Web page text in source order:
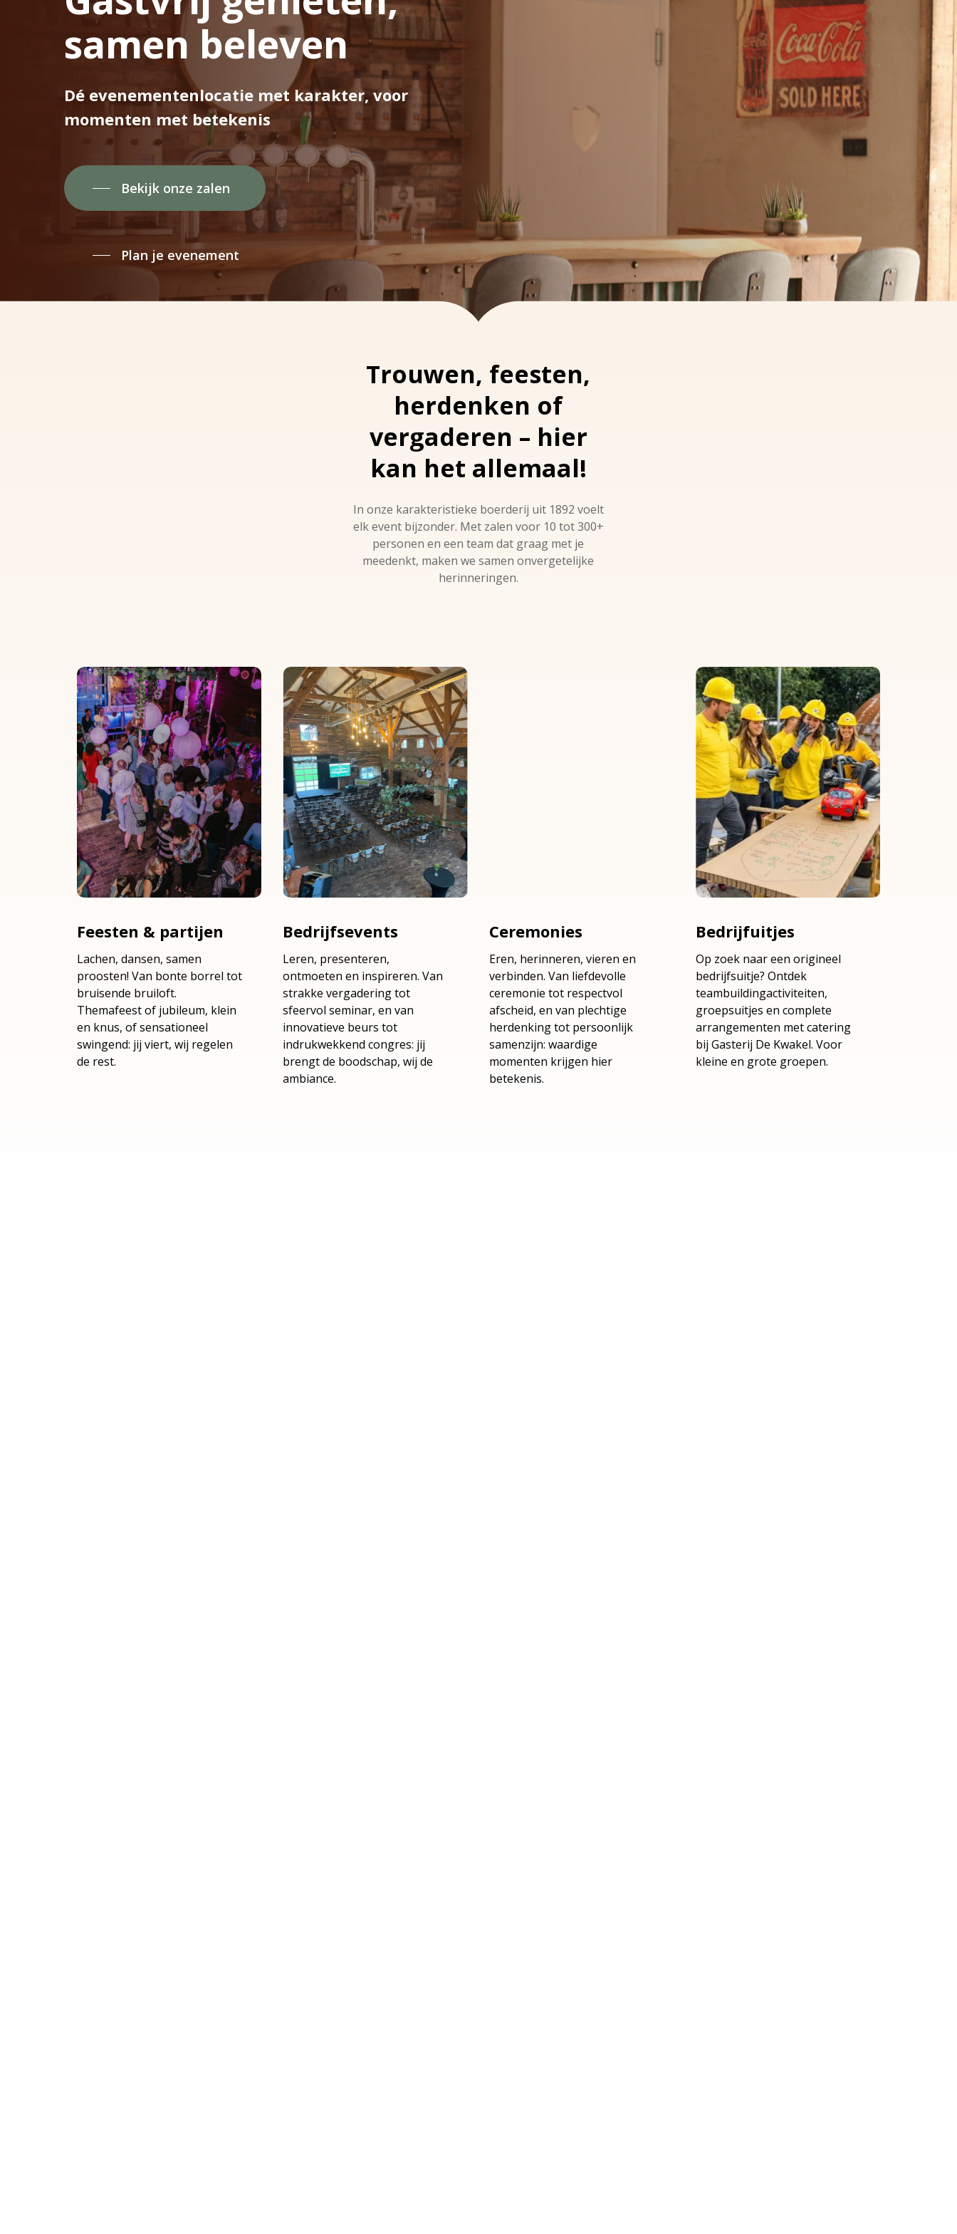
samen beleven
Dé evenementenlocatie met karakter, voor
momenten met betekenis
Bekijk onze zalen
Plan je evenement
Trouwen, feesten,
herdenken of
vergaderen – hier
kan het allemaal!
In onze karakteristieke boerderij uit 1892 voelt
elk event bijzonder. Met zalen voor 10 tot 300+
personen en een team dat graag met je
meedenkt, maken we samen onvergetelijke
herinneringen.
Feesten & partijen
Lachen, dansen, samen
proosten! Van bonte borrel tot
bruisende bruiloft.
Themafeest of jubileum, klein
en knus, of sensationeel
swingend: jij viert, wij regelen
de rest.
Bedrijfsevents
Leren, presenteren,
ontmoeten en inspireren. Van
strakke vergadering tot
sfeervol seminar, en van
innovatieve beurs tot
indrukwekkend congres: jij
brengt de boodschap, wij de
ambiance.
Ceremonies
Eren, herinneren, vieren en
verbinden. Van liefdevolle
ceremonie tot respectvol
afscheid, en van plechtige
herdenking tot persoonlijk
samenzijn: waardige
momenten krijgen hier
betekenis.
Bedrijfuitjes
Op zoek naar een origineel
bedrijfsuitje? Ontdek
teambuildingactiviteiten,
groepsuitjes en complete
arrangementen met catering
bij Gasterij De Kwakel. Voor
kleine en grote groepen.